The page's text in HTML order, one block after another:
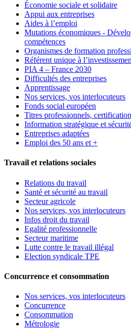
Économie sociale et solidaire
Appui aux entreprises
Aides à l’emploi
Mutations économiques -
compétences
Organismes de formation
Référent unique à
PIA 4 – France 2030
Difficultés des entreprises
Apprentissage
Nos services, vos interlocuteurs
Fonds social européen
Titres professionnels,
Information stratégique et
Entreprises adaptées
Emploi des 50 ans et +
Travail et relations sociales
Relations du travail
Santé et sécurité au travail
Secteur agricole
Nos services, vos interlocuteurs
Infos droit du travail
Egalité professionnelle
Secteur maritime
Lutte contre le travail illégal
Election syndicale TPE
Concurrence et consommation
Nos services, vos interlocuteurs
Concurrence
Consommation
Métrologie